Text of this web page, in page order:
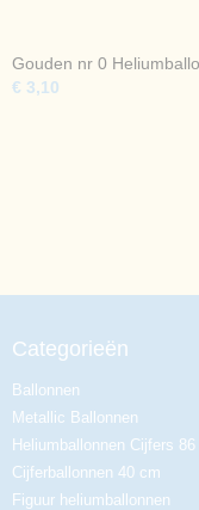
Gouden nr 0
€ 3,10
Categorieën
Ballonnen
Metallic Ballonnen
Heliumballonnen Cijfers 86
Cijferballonnen 40 cm
Figuur heliumballonnen